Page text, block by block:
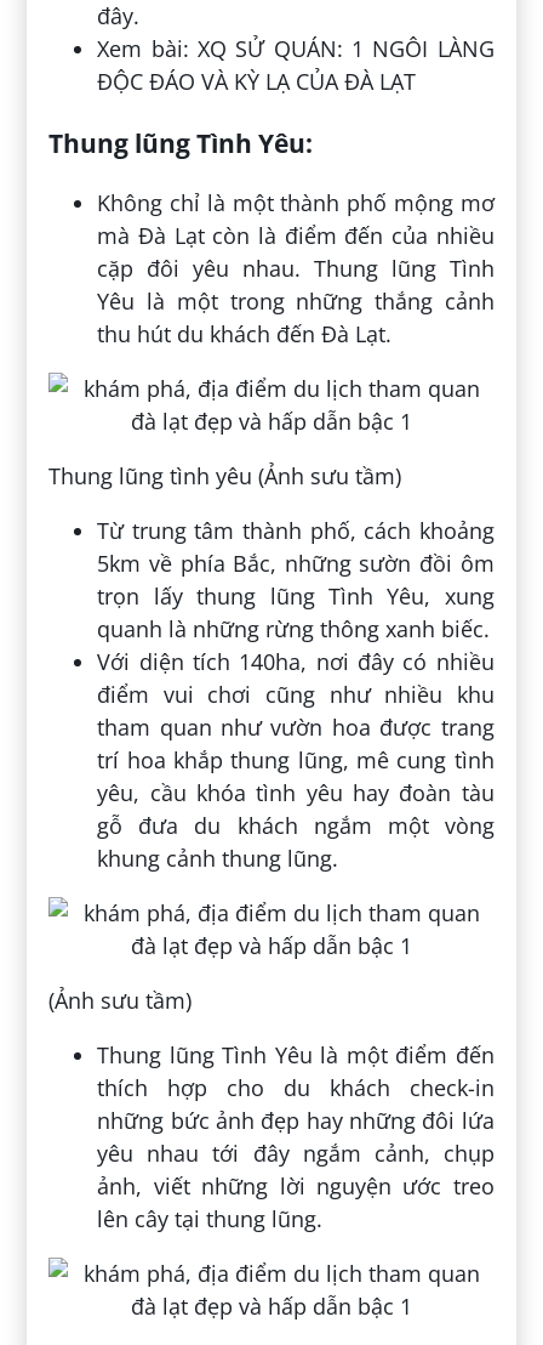
đây.
Xem bài: XQ SỬ QUÁN: 1 NGÔI LÀNG
ĐỘC ĐÁO VÀ KỲ LẠ CỦA ĐÀ LẠT
Thung lũng Tình Yêu:
Không chỉ là một thành phố mộng mơ
mà Đà Lạt còn là điểm đến của nhiều
cặp đôi yêu nhau. Thung lũng Tình
Yêu là một trong những thắng cảnh
thu hút du khách đến Đà Lạt.
Thung lũng tình yêu (Ảnh sưu tầm)
Từ trung tâm thành phố, cách khoảng
5km về phía Bắc, những sườn đồi ôm
trọn lấy thung lũng Tình Yêu, xung
quanh là những rừng thông xanh biếc.
Với diện tích 140ha, nơi đây có nhiều
điểm vui chơi cũng như nhiều khu
tham quan như vườn hoa được trang
trí hoa khắp thung lũng, mê cung tình
yêu, cầu khóa tình yêu hay đoàn tàu
gỗ đưa du khách ngắm một vòng
khung cảnh thung lũng.
(Ảnh sưu tầm)
Thung lũng Tình Yêu là một điểm đến
thích hợp cho du khách check-in
những bức ảnh đẹp hay những đôi lứa
yêu nhau tới đây ngắm cảnh, chụp
ảnh, viết những lời nguyện ước treo
lên cây tại thung lũng.